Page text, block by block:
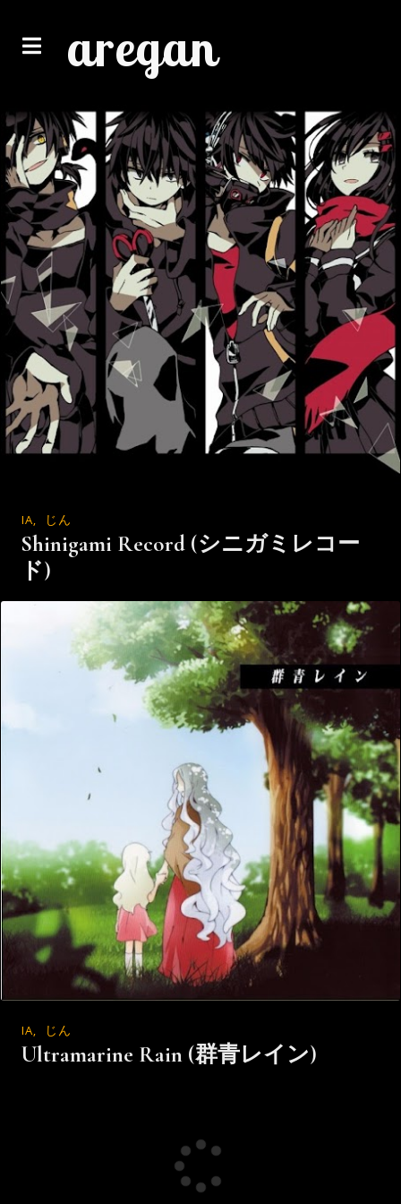
aregan
IA, じん
Shinigami Record (シニガミレコー
ド)
IA, じん
Ultramarine Rain (群青レイン)